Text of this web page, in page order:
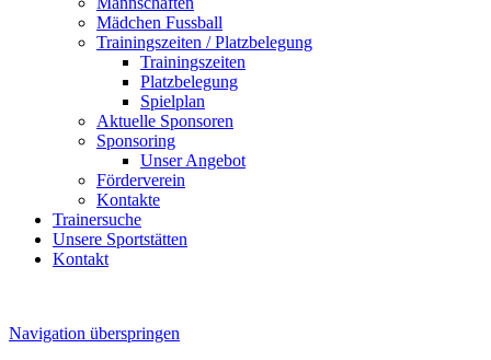
Mädchen Fussball
Trainingszeiten / Platzbelegung
Trainingszeiten
Platzbelegung
Spielplan
Aktuelle Sponsoren
Sponsoring
Unser Angebot
Förderverein
Kontakte
Trainersuche
Unsere Sportstätten
Kontakt
Navigation überspringen